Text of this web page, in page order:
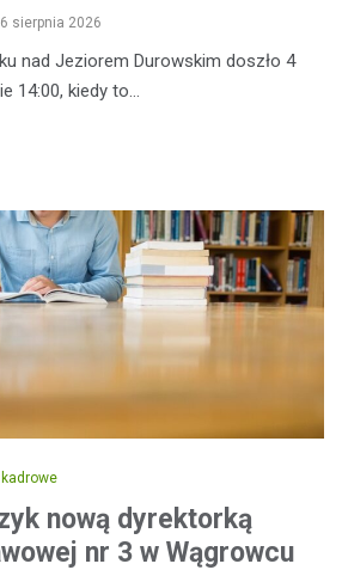
6 sierpnia 2026
nad Jeziorem Durowskim doszło 4
14:00, kiedy to…
nową dyrektorką
nr 3 w Wągrowcu